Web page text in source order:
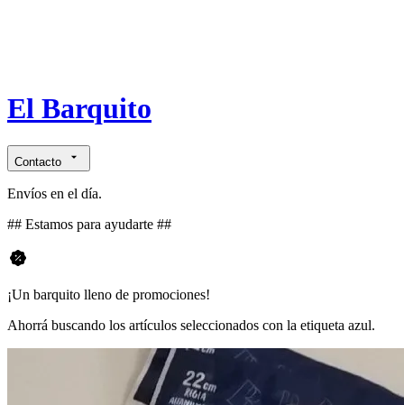
El Barquito
Contacto
Envíos en el día.
## Estamos para ayudarte ##
¡Un barquito lleno de promociones!
Ahorrá buscando los artículos seleccionados con la etiqueta azul.